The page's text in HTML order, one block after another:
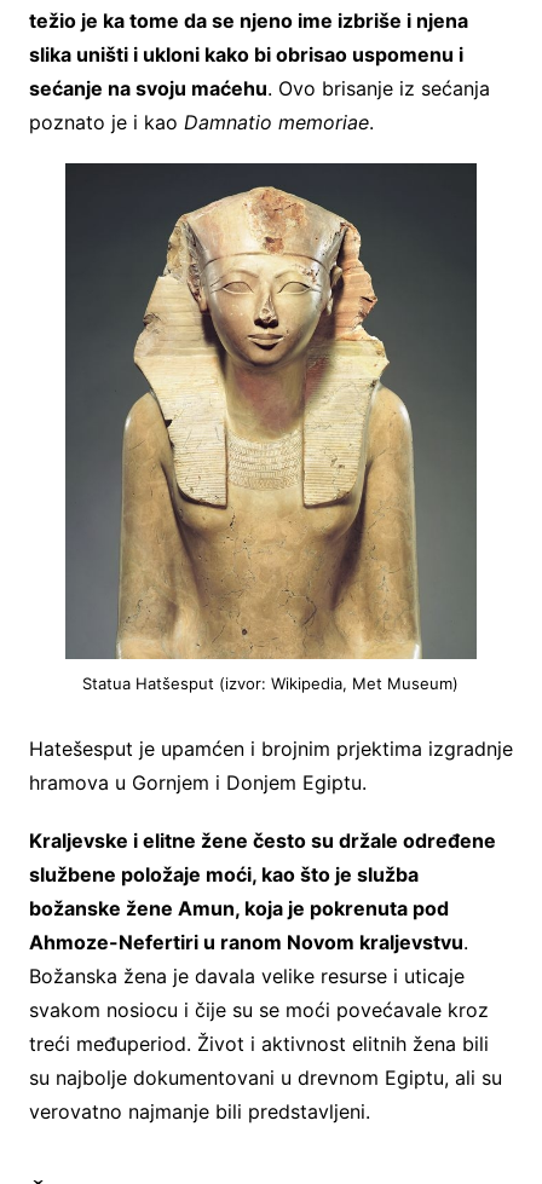
težio je ka tome da se njeno ime izbriše i njena
slika uništi i ukloni kako bi obrisao uspomenu i
sećanje na svoju maćehu. Ovo brisanje iz sećanja
poznato je i kao Damnatio memoriae.
Statua Hatšesput (izvor: Wikipedia, Met Museum)
Hatešesput je upamćen i brojnim prjektima izgradnje
hramova u Gornjem i Donjem Egiptu.
Kraljevske i elitne žene često su držale određene
službene položaje moći, kao što je služba
božanske žene Amun, koja je pokrenuta pod
Ahmoze-Nefertiri u ranom Novom kraljevstvu.
Božanska žena je davala velike resurse i uticaje
svakom nosiocu i čije su se moći povećavale kroz
treći međuperiod. Život i aktivnost elitnih žena bili
su najbolje dokumentovani u drevnom Egiptu, ali su
verovatno najmanje bili predstavljeni.